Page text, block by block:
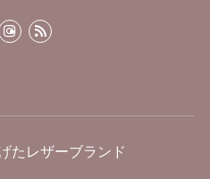
たレザーブランド